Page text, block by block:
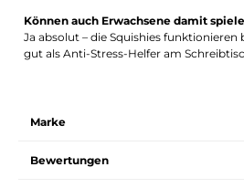
Können auch Erwachsene damit
Ja absolut – die Squishies funktionieren
gut als Anti-Stress-Helfer am
Marke
Bewertungen